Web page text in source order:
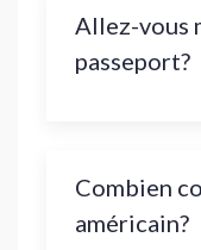
Allez-vous
passeport?
Combien
américain?